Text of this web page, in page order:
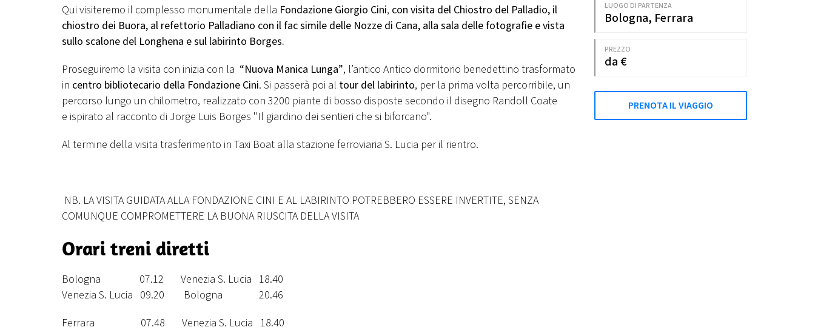
Qui visiteremo il complesso monumentale della Fondazione Giorgio Cini, con visita del Chiostro del Palladio, il
chiostro dei Buora, al refettorio Palladiano con il fac simile delle Nozze di Cana, alla sala delle fotografie e vista
sullo scalone del Longhena e sul labirinto Borges.
Proseguiremo la visita con inizia con la “Nuova Manica Lunga”, l’antico Antico dormitorio benedettino trasformato
in centro bibliotecario della Fondazione Cini. Si passerà poi al tour del labirinto, per la prima volta percorribile, un
percorso lungo un chilometro, realizzato con 3200 piante di bosso disposte secondo il disegno Randoll Coate
e ispirato al racconto di Jorge Luis Borges "Il giardino dei sentieri che si biforcano".
Al termine della visita trasferimento in Taxi Boat alla stazione ferroviaria S. Lucia per il rientro.
NB. LA VISITA GUIDATA ALLA FONDAZIONE CINI E AL LABIRINTO POTREBBERO ESSERE INVERTITE, SENZA
COMUNQUE COMPROMETTERE LA BUONA RIUSCITA DELLA VISITA
Orari treni diretti
Bologna 07.12 Venezia S. Lucia 18.40
Venezia S. Lucia 09.20 Bologna 20.46
Ferrara 07.48 Venezia S. Lucia 18.40
LUOGO DI PARTENZA
Bologna, Ferrara
PREZZO
da €
PRENOTA IL VIAGGIO